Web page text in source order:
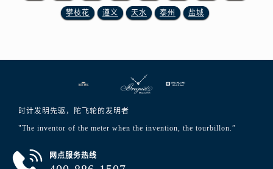
江西省鹰潭市月湖区胜利东路宝玑售后服务中心（需提前预约）
攀枝花 遵义 天水 泰州 盐城
时计发明先驱，陀飞轮的发明者
"The inventor of the meter when the invention, the tourbillon.”
网点服务热线